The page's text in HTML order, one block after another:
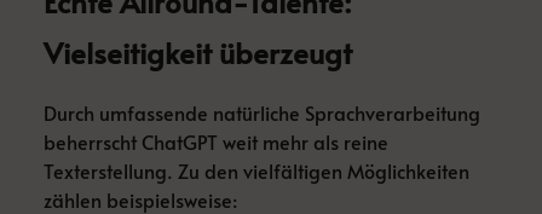
Vielseitigkeit überzeugt
Durch umfassende natürliche Sprachverarbeitung
beherrscht ChatGPT weit mehr als reine
Texterstellung. Zu den vielfältigen Möglichkeiten
zählen beispielsweise: